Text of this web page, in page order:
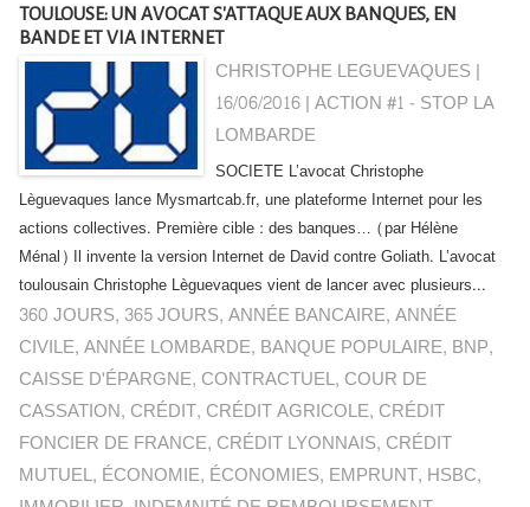
TOULOUSE: UN AVOCAT S'ATTAQUE AUX BANQUES, EN
BANDE ET VIA INTERNET
CHRISTOPHE LEGUEVAQUES |
16/06/2016|ACTION #1 - STOP LA
LOMBARDE
SOCIETE L’avocat Christophe
Lèguevaques lance Mysmartcab.fr, une plateforme Internet pour les
actions collectives. Première cible : des banques… (par Hélène
Ménal) Il invente la version Internet de David contre Goliath. L’avocat
toulousain Christophe Lèguevaques vient de lancer avec plusieurs...
360 JOURS, 365 JOURS,ANNÉE BANCAIRE,ANNÉE
CIVILE,ANNÉE LOMBARDE, BANQUE POPULAIRE, BNP,
CAISSE D'ÉPARGNE, CONTRACTUEL, COUR DE
CASSATION, CRÉDIT, CRÉDIT AGRICOLE, CRÉDIT
FONCIER DE FRANCE, CRÉDIT LYONNAIS, CRÉDIT
MUTUEL, ÉCONOMIE, ÉCONOMIES, EMPRUNT, HSBC,